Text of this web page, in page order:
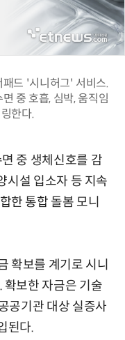
드 '시니허그' 서비스.
중 호흡, 심박, 움직임
한다.
중 생체신호를 감
시설 입소자 등 지속
한 통합 돌봄 모니
확보를 계기로 시니
확보한 자금은 기술
공기관 대상 실증사
된다.